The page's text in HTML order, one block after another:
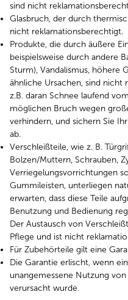
sind nicht
Glasbruch, der durch
nicht reklamationsberechtigt.
Produkte, die durch äußere
beispielsweise durch andere
Sturm), Vandalismus, höhere
ähnliche Ursachen, sind nicht
z.B. daran Schnee laufend
möglichen Bruch wegen
verhindern, und sichern Sie
ab.
Verschleißteile, wie z. B.
Bolzen/Muttern, Schrauben,
Verriegelungsvorrichtungen
Gummileisten, unterliegen
erwarten, dass diese Teile
Benutzung und Bedienung
Der Austausch von
Pflege und ist nicht
Für Zubehörteile gilt eine
Die Garantie erlischt, wenn
unangemessene Nutzung
verursacht wurde.